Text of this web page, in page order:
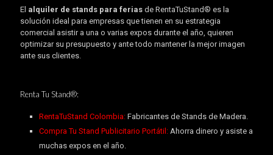
El alquiler de stands para ferias de RentaTuStand® es la
solución ideal para empresas que tienen en su estrategia
comercial asistir a una o varias expos durante el año, quieren
optimizar su presupuesto y ante todo mantener la mejor imagen
ante sus clientes.
Renta Tu Stand®:
RentaTuStand Colombia: Fabricantes de Stands de Madera.
Compra Tu Stand Publicitario Portátil:Ahorra dinero y asiste a
muchas expos en el año.